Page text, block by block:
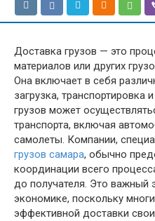
Доставка грузов — это
материалов или других
Она включает в себя
загрузка, транспортировка
грузов может
транспорта, включая
самолеты. Компании,
грузов самара, обычно
координации всего
до получателя. Это важный
экономике, поскольку
эффективной доставки